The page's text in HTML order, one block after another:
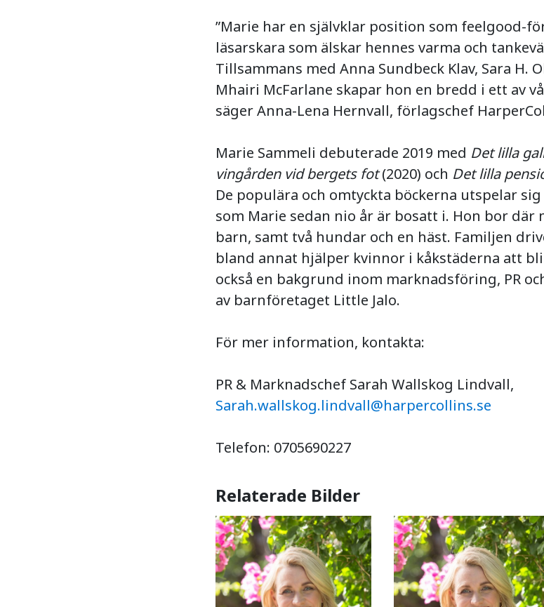
”Marie har en självklar position som feelgood-
läsarskara som älskar hennes varma och
Tillsammans med Anna Sundbeck Klav, Sara H.
Mhairi McFarlane skapar hon en bredd i ett av
säger Anna-Lena Hernvall, förlagschef
Marie Sammeli debuterade 2019 med Det lilla
vingården vid bergets fot(2020) och Det lilla
De populära och omtyckta böckerna utspelar
som Marie sedan nio år är bosatt i. Hon bor där
barn, samt två hundar och en häst. Familjen
bland annat hjälper kvinnor i kåkstäderna att
också en bakgrund inom marknadsföring, PR
av barnföretaget Little Jalo.
För mer information, kontakta:
PR & Marknadschef Sarah Wallskog Lindvall,
Sarah.wallskog.lindvall@harpercollins.se
Telefon: 0705690227
Relaterade Bilder